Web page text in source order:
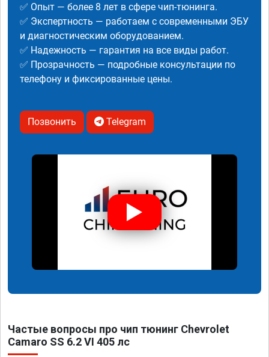
✅ Опыт — более 8 лет в сфере чип-тюнинга.
✅ Экспертность — работаем с современными ЭБУ
и диагностическим оборудованием.
✅ Надежность — гарантия на все виды работ.
✅ Прозрачность — подробные консультации по
телефону и фиксированные цены.
Позвонить Telegram
Частые вопросы про чип тюнинг Chevrolet
Camaro SS 6.2 VI 405 лс